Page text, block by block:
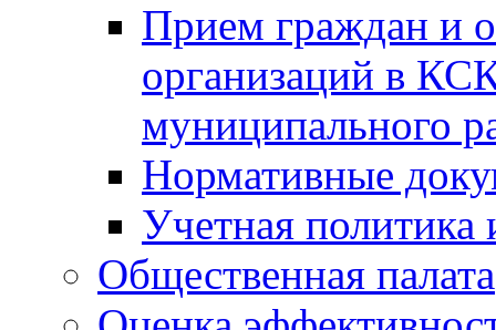
Прием граждан и
организаций в
муниципального
Нормативные
Учетная политика
Общественная палата